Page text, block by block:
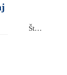
Štúrovo